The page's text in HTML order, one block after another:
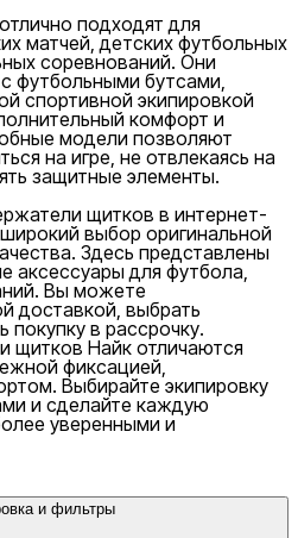
подходят для
матчей, детских футбольных
соревнований. Они
футбольными бутсами,
спортивной экипировкой
комфорт и
модели позволяют
на игре, не отвлекаясь на
защитные элементы.
щитков в интернет-
выбор оригинальной
Здесь представлены
аксессуары для футбола,
Вы можете
доставкой, выбрать
в рассрочку.
щитков Найк отличаются
фиксацией,
Выбирайте экипировку
и сделайте каждую
уверенными и
и фильтры